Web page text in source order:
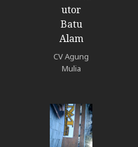
CV Agung
Mulia